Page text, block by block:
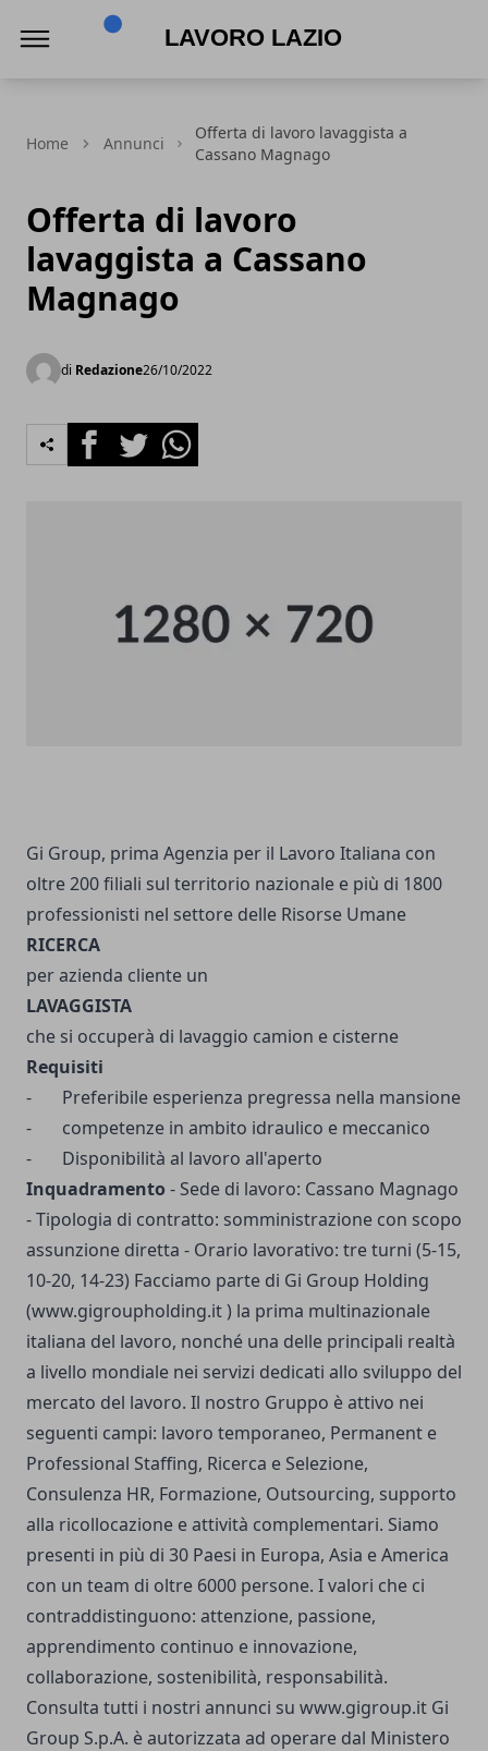
Home Annunci
Offerta di lavoro lavaggista a
Cassano Magnago
Offerta di lavoro
lavaggista a Cassano
Magnago
di Redazione26/10/2022
FacebookTwitterWhatsapp
Gi Group, prima Agenzia per il Lavoro Italiana con
oltre 200 filiali sul territorio nazionale e più di 1800
professionisti nel settore delle Risorse Umane
RICERCA
per azienda cliente un
LAVAGGISTA
che si occuperà di lavaggio camion e cisterne
Requisiti
- Preferibile esperienza pregressa nella mansione
- competenze in ambito idraulico e meccanico
- Disponibilità al lavoro all'aperto
Inquadramento - Sede di lavoro: Cassano Magnago
- Tipologia di contratto: somministrazione con scopo
assunzione diretta - Orario lavorativo: tre turni (5-15,
10-20, 14-23) Facciamo parte di Gi Group Holding
(www.gigroupholding.it ) la prima multinazionale
italiana del lavoro, nonché una delle principali realtà
a livello mondiale nei servizi dedicati allo sviluppo del
mercato del lavoro. Il nostro Gruppo è attivo nei
seguenti campi: lavoro temporaneo, Permanent e
Professional Staffing, Ricerca e Selezione,
Consulenza HR, Formazione, Outsourcing, supporto
alla ricollocazione e attività complementari. Siamo
presenti in più di 30 Paesi in Europa, Asia e America
con un team di oltre 6000 persone. I valori che ci
contraddistinguono: attenzione, passione,
apprendimento continuo e innovazione,
collaborazione, sostenibilità, responsabilità.
Consulta tutti i nostri annunci su www.gigroup.it Gi
Group S.p.A. è autorizzata ad operare dal Ministero